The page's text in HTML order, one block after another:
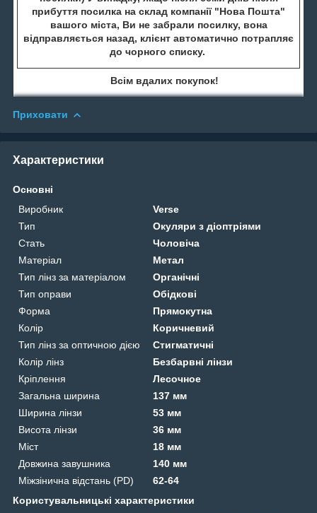
прибуття посилка на склад компанії "Нова Пошта"
вашого міста, Ви не забрали посилку, вона
відправляється назад, клієнт автоматично потрапляє
до чорного списку.
Всім вдалих покупок!
Приховати
Характеристики
Основні
Виробник
Verse
Тип
Окуляри з діоптріями
Стать
Чоловіча
Матеріал
Метал
Тип лінз за матеріалом
Органічні
Тип оправи
Обідкові
Форма
Прямокутна
Колір
Коричневий
Тип лінз за оптичною дією
Стигматичні
Колір лінз
Безбарвні лінзи
Кріплення
Лесочное
Загальна ширина
137 мм
Ширина лінзи
53 мм
Висота лінзи
36 мм
Міст
18 мм
Довжина завушника
140 мм
Міжзінична відстань (PD)
62-64
Користувальницькі характеристики